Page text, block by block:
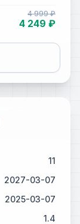
4 999 ₽
4 249 ₽
11
2027-03-07
2025-03-07
1.4